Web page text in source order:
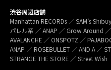
渋谷周辺店舗
Manhattan RECORDs ／ SAM’s
パレル系 ／ ANAP ／ Grow Around
AVALANCHE ／ ONSPOTZ ／
ANAP ／ ROSEBULLET ／ AND A ／
STRANGE THE STORE ／ Street Wish